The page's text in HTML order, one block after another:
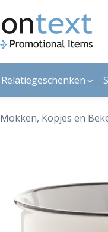
Relatiegeschenken
Mokken, Kopjes en